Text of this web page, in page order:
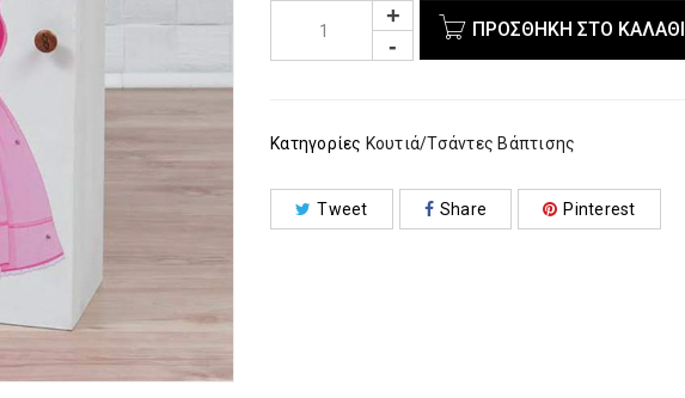
ΠΡΟΣΘΉΚΗ ΣΤΟ ΚΑΛΆΘΙ
Κατηγορίες Κουτιά/Τσάντες Βάπτισης
Tweet Share Pinterest